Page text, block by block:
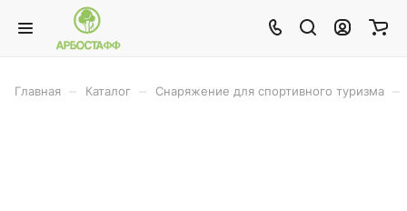
Главная Каталог Снаряжение для спортивного туризма